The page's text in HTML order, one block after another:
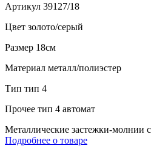
Артикул 39127/18
Цвет золото/серый
Размер 18см
Материал металл/полиэстер
Тип тип 4
Прочее тип 4 автомат
Металлические застежки-молнии
Подробнее о товаре